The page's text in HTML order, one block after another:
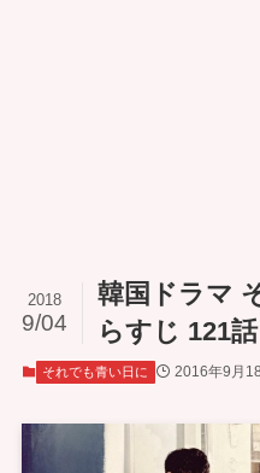
韓国ドラマ
らすじ 121
2018
9/04
それでも青い日に 2016年9月